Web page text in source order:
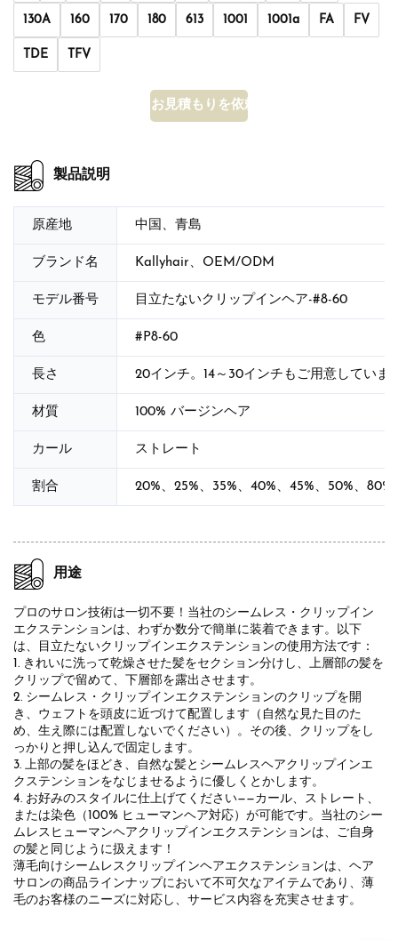
130A 160 170 180 613 1001 1001a FA FV
TDE TFV
お見積もりを依頼する
製品説明
原産地 中国、青島
ブランド名 Kallyhair、OEM/ODM
モデル番号 目立たないクリップインヘア-#8-60
色 #P8-60
長さ 20インチ。14～30インチもご用意していま
材質 100% バージンヘア
カール ストレート
割合 20%、25%、35%、40%、45%、50%、80%
用途
プロのサロン技術は一切不要！当社のシームレス・クリップイン
エクステンションは、わずか数分で簡単に装着できます。以下
は、目立たないクリップインエクステンションの使用方法です：
1. きれいに洗って乾燥させた髪をセクション分けし、上層部の髪を
クリップで留めて、下層部を露出させます。
2. シームレス・クリップインエクステンションのクリップを開
き、ウェフトを頭皮に近づけて配置します（自然な見た目のた
め、生え際には配置しないでください）。その後、クリップをし
っかりと押し込んで固定します。
3. 上部の髪をほどき、自然な髪とシームレスヘアクリップインエ
クステンションをなじませるように優しくとかします。
4. お好みのスタイルに仕上げてください——カール、ストレート、
または染色（100% ヒューマンヘア対応）が可能です。当社のシー
ムレスヒューマンヘアクリップインエクステンションは、ご自身
の髪と同じように扱えます！
薄毛向けシームレスクリップインヘアエクステンションは、ヘア
サロンの商品ラインナップにおいて不可欠なアイテムであり、薄
毛のお客様のニーズに対応し、サービス内容を充実させます。